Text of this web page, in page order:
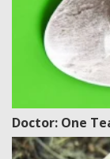
Doctor: One